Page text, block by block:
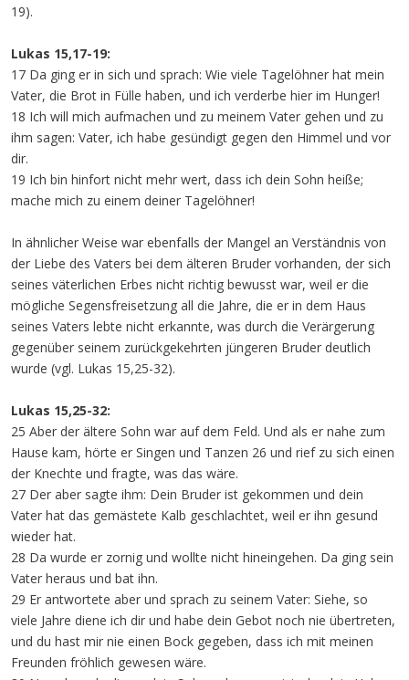
19).
Lukas 15,17-19:
17 Da ging er in sich und sprach: Wie viele Tagelöhner hat mein
Vater, die Brot in Fülle haben, und ich verderbe hier im Hunger!
18 Ich will mich aufmachen und zu meinem Vater gehen und zu
ihm sagen: Vater, ich habe gesündigt gegen den Himmel und vor
dir.
19 Ich bin hinfort nicht mehr wert, dass ich dein Sohn heiße;
mache mich zu einem deiner Tagelöhner!
In ähnlicher Weise war ebenfalls der Mangel an Verständnis von
der Liebe des Vaters bei dem älteren Bruder vorhanden, der sich
seines väterlichen Erbes nicht richtig bewusst war, weil er die
mögliche Segensfreisetzung all die Jahre, die er in dem Haus
seines Vaters lebte nicht erkannte, was durch die Verärgerung
gegenüber seinem zurückgekehrten jüngeren Bruder deutlich
wurde (vgl. Lukas 15,25-32).
Lukas 15,25-32:
25 Aber der ältere Sohn war auf dem Feld. Und als er nahe zum
Hause kam, hörte er Singen und Tanzen 26 und rief zu sich einen
der Knechte und fragte, was das wäre.
27 Der aber sagte ihm: Dein Bruder ist gekommen und dein
Vater hat das gemästete Kalb geschlachtet, weil er ihn gesund
wieder hat.
28 Da wurde er zornig und wollte nicht hineingehen. Da ging sein
Vater heraus und bat ihn.
29 Er antwortete aber und sprach zu seinem Vater: Siehe, so
viele Jahre diene ich dir und habe dein Gebot noch nie übertreten,
und du hast mir nie einen Bock gegeben, dass ich mit meinen
Freunden fröhlich gewesen wäre.